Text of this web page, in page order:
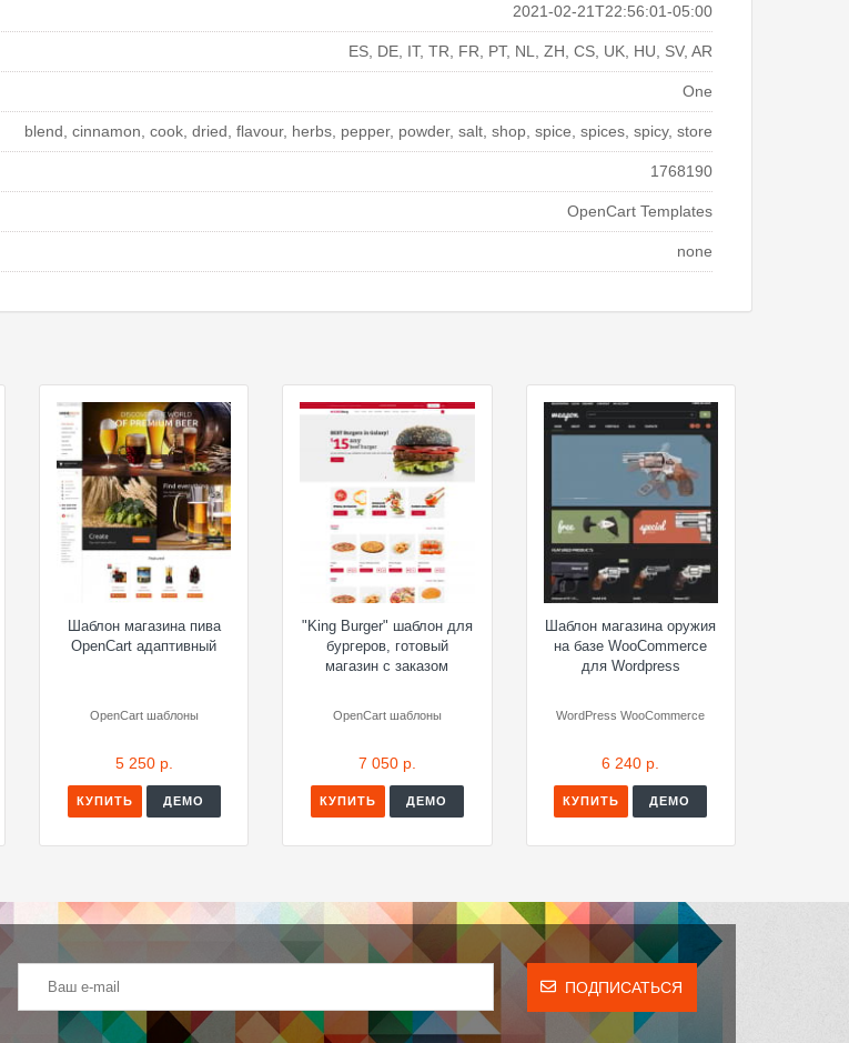
2021-02-21T22:56:01-05:00
ES, DE, IT, TR, FR, PT, NL, ZH, CS, UK, HU, SV, AR
One
blend, cinnamon, cook, dried, flavour, herbs, pepper, powder, salt, shop, spice, spices, spicy, store
1768190
OpenCart Templates
none
Шаблон магазина пива
OpenCart адаптивный
OpenCart шаблоны
5 250 р.
КУПИТЬ ДЕМО
"King Burger" шаблон для
бургеров, готовый
магазин с заказом
OpenCart шаблоны
7 050 р.
КУПИТЬ ДЕМО
Шаблон магазина оружия
на базе WooCommerce
для Wordpress
WordPress WooCommerce
6 240 р.
КУПИТЬ ДЕМО
ПОДПИСАТЬСЯ